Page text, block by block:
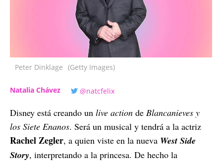
Peter Dinklage (Getty Images)
Natalia Chávez @natcfelix
Disney está creando un live action de Blancanieves y
los Siete Enanos. Será un musical y tendrá a la actriz
Rachel Zegler, a quien viste en la nueva West Side
Story, interpretando a la princesa. De hecho la